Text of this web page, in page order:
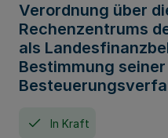
Verordnung über
Rechenzentrums
als
Bestimmung
In Kraft